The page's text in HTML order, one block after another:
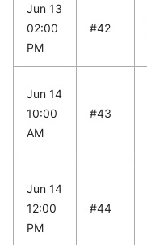
Jun 13
02:00
PM
#42
Jun 14
10:00
AM
#43
Jun 14
12:00
PM
#44